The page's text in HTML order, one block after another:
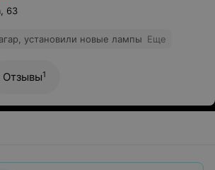
63
установили новые лампы Еще
Отзывы1